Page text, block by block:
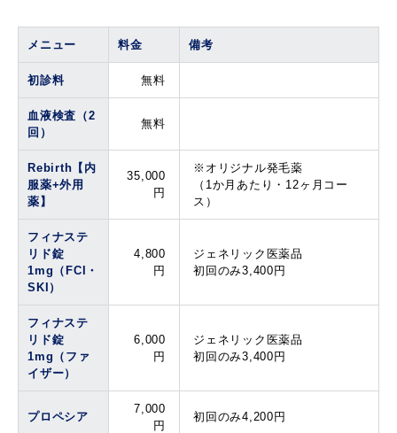
メニュー 料金 備考
初診料 無料
血液検査（2
回）
無料
Rebirth【内
服薬+外用
薬】
35,000
円
※オリジナル発毛薬
（1か月あたり・12ヶ月コー
ス）
フィナステ
リド錠
1mg（FCI・
SKI）
4,800
円
ジェネリック医薬品
初回のみ3,400円
フィナステ
リド錠
1mg（ファ
イザー）
6,000
円
ジェネリック医薬品
初回のみ3,400円
プロペシア
7,000
円
初回のみ4,200円